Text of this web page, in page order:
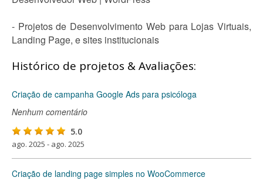
- Projetos de Desenvolvimento Web para Lojas Virtuais,
Landing Page, e sites institucionais
Histórico de projetos & Avaliações:
Criação de campanha Google Ads para psicóloga
Nenhum comentário
5.0
ago. 2025 - ago. 2025
Criação de landing page simples no WooCommerce